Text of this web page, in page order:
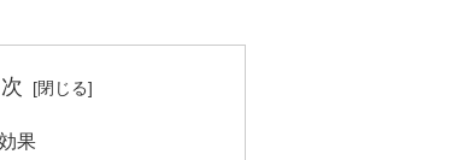
果